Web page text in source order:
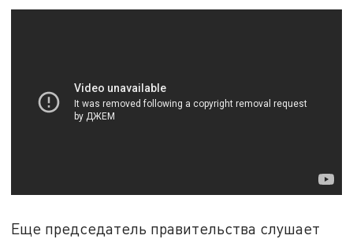
Еще председатель правительства слушает